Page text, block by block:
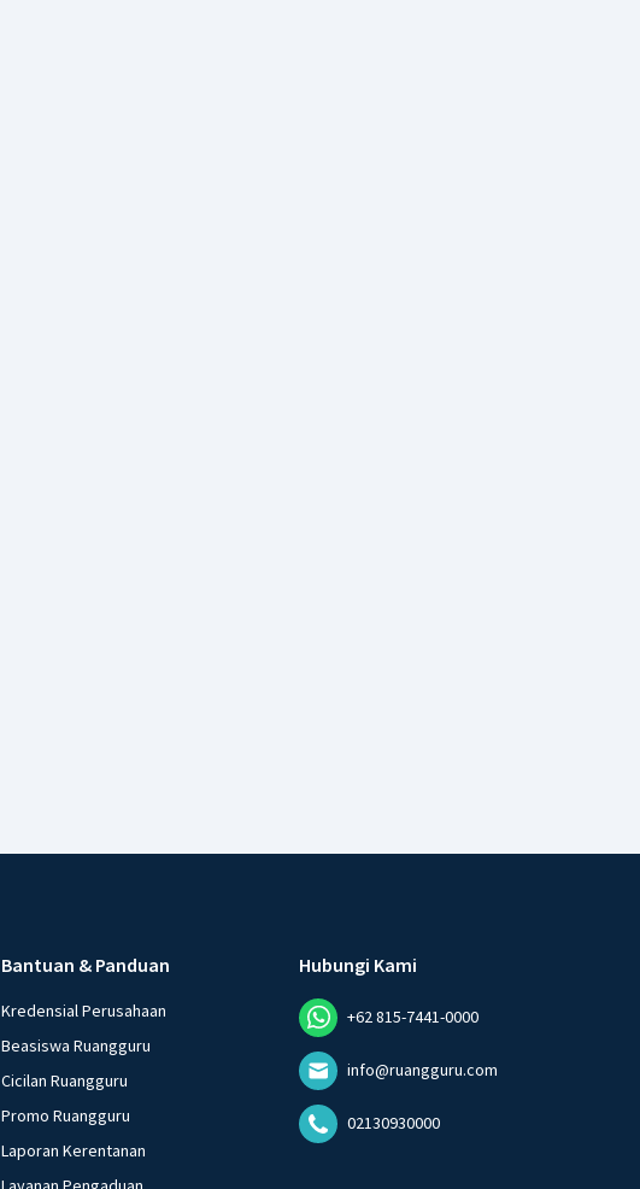
Bantuan & Panduan
Kredensial Perusahaan
Beasiswa Ruangguru
Cicilan Ruangguru
Promo Ruangguru
Laporan Kerentanan
Hubungi Kami
+62 815-7441-0000
info@ruangguru.com
02130930000